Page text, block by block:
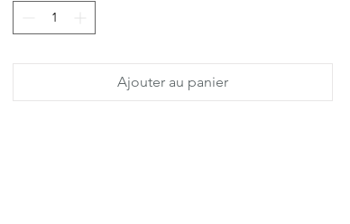
Ajouter au panier